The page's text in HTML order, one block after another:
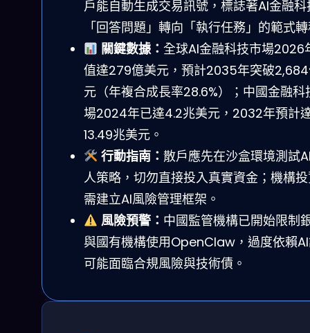
戶能自動生成交易訊號，標誌著AI金融
「回答問題」轉向「執行任務」的範式
關鍵數據： 全球AI金融科技市場2026
值達279億美元，預計2035年突破
元（年複合成長率28.6%）；中國金融科
場2024年已達4.2兆美元，2032年預計
13.49兆美元。
行動指南： 散戶應先在沙盒環境測試
人策略，切勿直接投入真實資金；機構
需建立AI風險管理框架。
風險預警： 中國監管機構已開始限制
與國有機構使用OpenClaw，過度依賴
可能面臨合規風險與技術債。